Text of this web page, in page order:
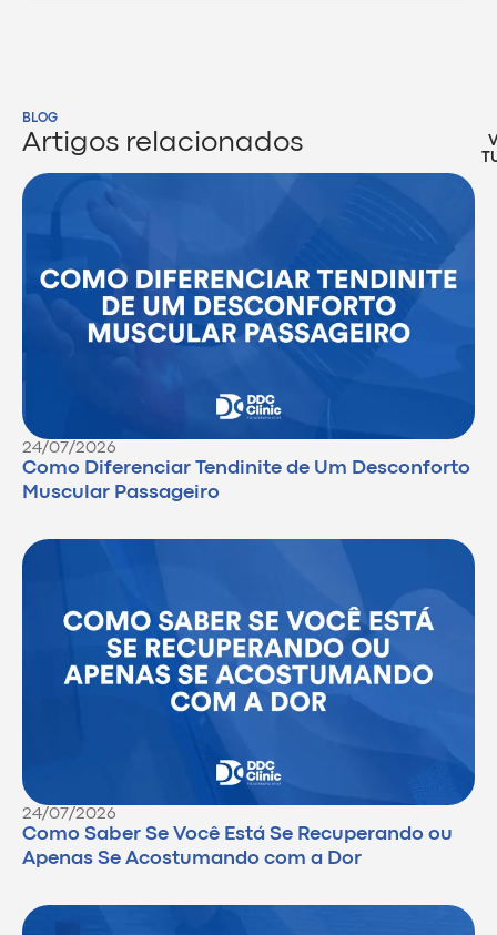
BLOG
Artigos relacionados
24/07/2026
Como Diferenciar Tendinite de Um Desconforto
Muscular Passageiro
24/07/2026
Como Saber Se Você Está Se Recuperando ou
Apenas Se Acostumando com a Dor